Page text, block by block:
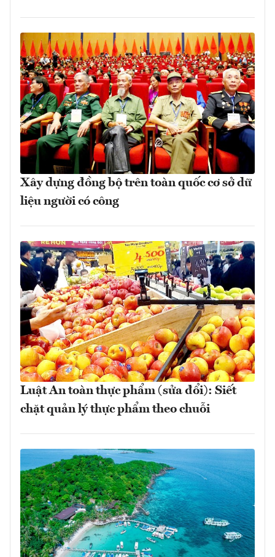
Xây dựng đồng bộ trên toàn quốc cơ sở dữ
liệu người có công
Luật An toàn thực phẩm (sửa đổi): Siết
chặt quản lý thực phẩm theo chuỗi